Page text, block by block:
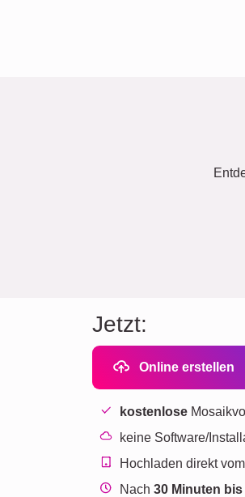
Jetzt:
Online erstellen
kostenlose
keine Software/
Hochladen direkt
Nach30 Minuten